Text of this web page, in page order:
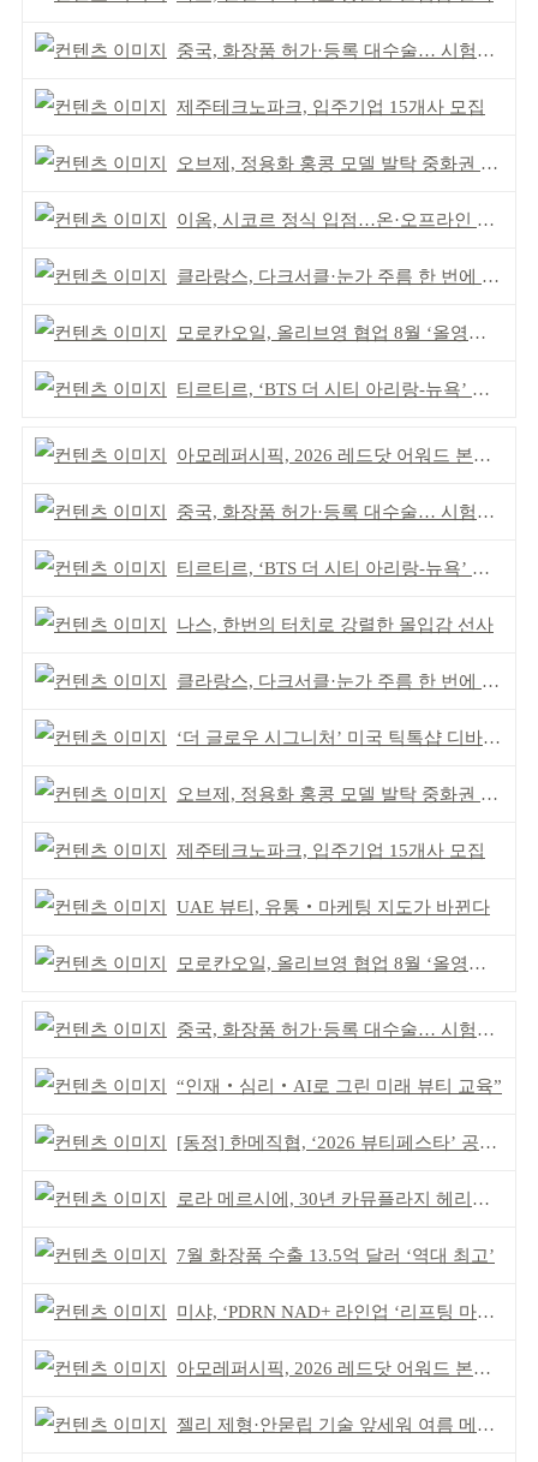
중국, 화장품 허가·등록 대수술… 시험자료 공용 허용
제주테크노파크, 입주기업 15개사 모집
오브제, 정용화 홍콩 모델 발탁 중화권 공략 강화
이옴, 시코르 정식 입점…온·오프라인 유통망 확대
클라랑스, 다크서클·눈가 주름 한 번에 더블 케어
모로칸오일, 올리브영 협업 8월 ‘올영픽’ 선정
티르티르, ‘BTS 더 시티 아리랑-뉴욕’ 참여
아모레퍼시픽, 2026 레드닷 어워드 본상 2개 수상
중국, 화장품 허가·등록 대수술… 시험자료 공용 허용
티르티르, ‘BTS 더 시티 아리랑-뉴욕’ 참여
나스, 한번의 터치로 강렬한 몰입감 선사
클라랑스, 다크서클·눈가 주름 한 번에 더블 케어
‘더 글로우 시그니처’ 미국 틱톡샵 디바이스 부문 1위
오브제, 정용화 홍콩 모델 발탁 중화권 공략 강화
제주테크노파크, 입주기업 15개사 모집
UAE 뷰티, 유통‧마케팅 지도가 바뀐다
모로칸오일, 올리브영 협업 8월 ‘올영픽’ 선정
중국, 화장품 허가·등록 대수술… 시험자료 공용 허용
“인재‧심리‧AI로 그린 미래 뷰티 교육”
[동정] 한메직협, ‘2026 뷰티페스타’ 공동 주최
로라 메르시에, 30년 카뮤플라지 헤리티지 담아
7월 화장품 수출 13.5억 달러 ‘역대 최고’
미샤, ‘PDRN NAD+ 라인업 ‘리프팅 마스크’ 출시
아모레퍼시픽, 2026 레드닷 어워드 본상 2개 수상
젤리 제형·안묻립 기술 앞세워 여름 메이크업 시장 공략